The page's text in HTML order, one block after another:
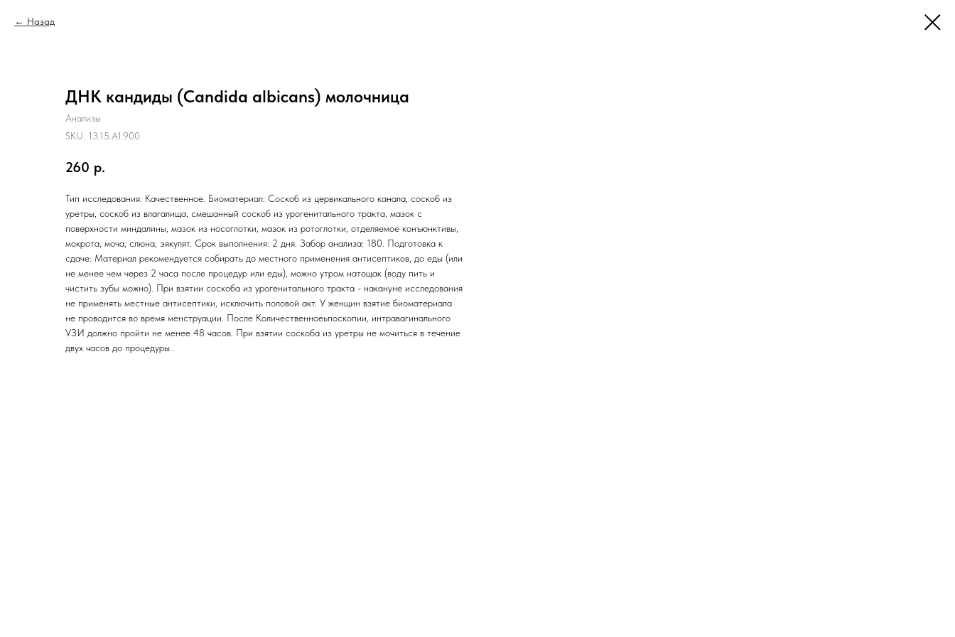
Назад
ДНК кандиды (Candida albicans) молочница
Анализы
SKU: 13.15.A1.900
260 р.
Тип исследования: Качественное. Биоматериал: Соскоб из цервикального канала, соскоб из
уретры, соскоб из влагалища, смешанный соскоб из урогенитального тракта, мазок с
поверхности миндалины, мазок из носоглотки, мазок из ротоглотки, отделяемое конъюнктивы,
мокрота, моча, слюна, эякулят. Срок выполнения: 2 дня. Забор анализа: 180. Подготовка к
сдаче: Материал рекомендуется собирать до местного применения антисептиков, до еды (или
не менее чем через 2 часа после процедур или еды), можно утром натощак (воду пить и
чистить зубы можно). При взятии соскоба из урогенитального тракта - накануне исследования
не применять местные антисептики, исключить половой акт. У женщин взятие биоматериала
не проводится во время менструации. После Количественноеьпоскопии, интравагинального
УЗИ должно пройти не менее 48 часов. При взятии соскоба из уретры не мочиться в течение
двух часов до процедуры..